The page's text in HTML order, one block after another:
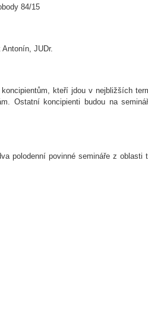
84/15
Antonín, JUDr.
kteří jdou v nejbližších
Ostatní koncipienti budou na
polodenní povinné semináře z oblasti